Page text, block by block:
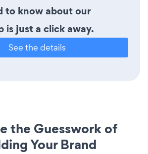
to know about our
is just a click away.
See the details
the Guesswork of
Your Brand